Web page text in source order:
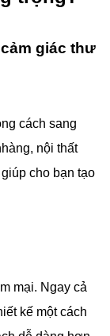
giác thư
cách sang
nội thất
cho bạn tạo
mại. Ngay cả
kế một cách